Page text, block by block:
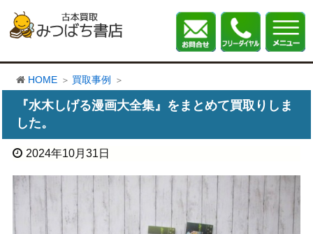
HOME 買取事例
『水木しげる漫画大全集』をまとめて買取りしま
した。
2024年10月31日